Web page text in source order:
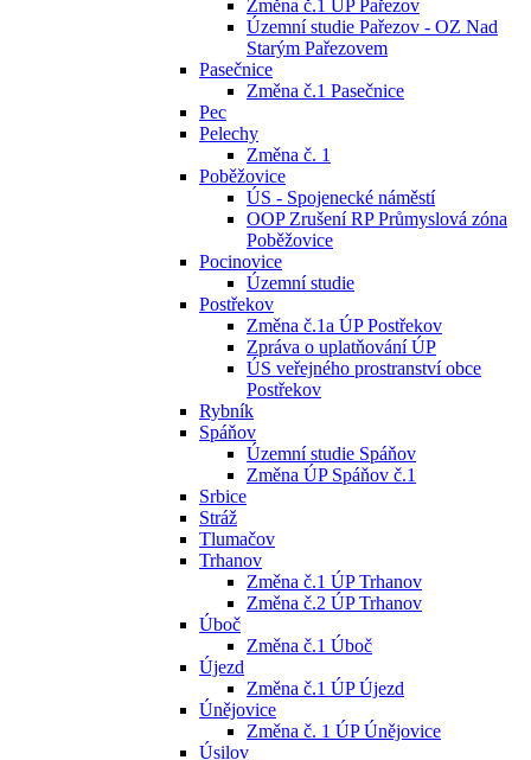
Změna č.1 ÚP Pařezov
Územní studie Pařezov - OZ Nad
Starým Pařezovem
Pasečnice
Změna č.1 Pasečnice
Pec
Pelechy
Změna č. 1
Poběžovice
ÚS - Spojenecké náměstí
OOP Zrušení RP Průmyslová zóna
Poběžovice
Pocinovice
Územní studie
Postřekov
Změna č.1a ÚP Postřekov
Zpráva o uplatňování ÚP
ÚS veřejného prostranství obce
Postřekov
Rybník
Spáňov
Územní studie Spáňov
Změna ÚP Spáňov č.1
Srbice
Stráž
Tlumačov
Trhanov
Změna č.1 ÚP Trhanov
Změna č.2 ÚP Trhanov
Úboč
Změna č.1 Úboč
Újezd
Změna č.1 ÚP Újezd
Únějovice
Změna č. 1 ÚP Únějovice
Úsilov